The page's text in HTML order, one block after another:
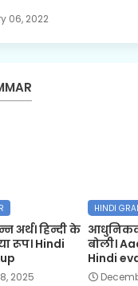
06, 2022
अर्थ। हिन्दी के
रूप। Hindi
2025
HINDI
बोली।
Hindi